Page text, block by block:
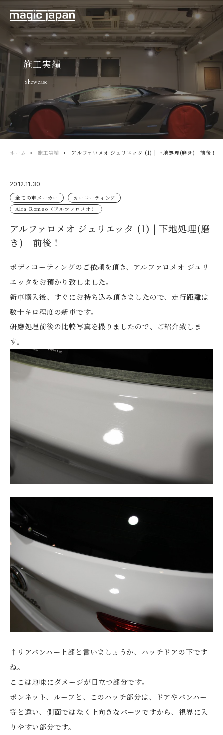
施工実績
Showcase
ホーム 施工実績 アルファロメオ ジュリエッタ (1) | 下地処理(磨き) 前後！
2012.11.30
全ての車メーカー
カーコーティング
Alfa Romeo（アルファロメオ）
アルファロメオ ジュリエッタ (1) | 下地処理(磨
き) 前後！
ボディコーティングのご依頼を頂き、アルファロメオ ジュリ
エッタをお預かり致しました。
新車購入後、すぐにお持ち込み頂きましたので、走行距離は
数十キロ程度の新車です。
研磨処理前後の比較写真を撮りましたので、ご紹介致しま
す。
↑リアバンパー上部と言いましょうか、ハッチドアの下です
ね。
ここは地味にダメージが目立つ部分です。
ボンネット、ルーフと、このハッチ部分は、ドアやバンパー
等と違い、側面ではなく上向きなパーツですから、視界に入
りやすい部分です。